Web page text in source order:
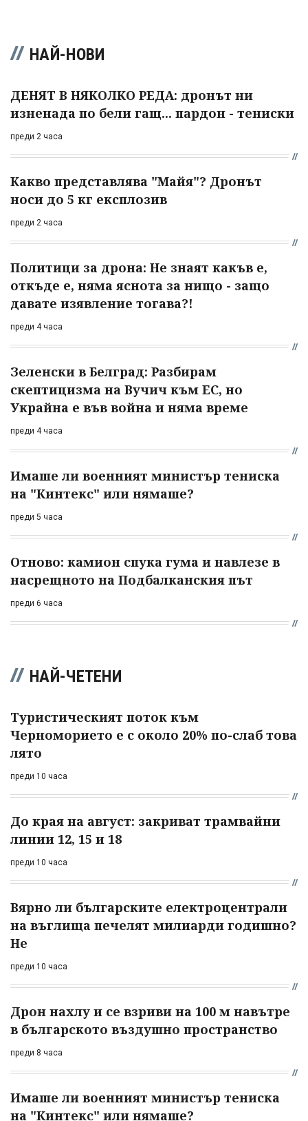
НАЙ-НОВИ
ДЕНЯТ В НЯКОЛКО РЕДА: дронът ни
изненада по бели гащ... пардон - тениски
преди 2 часа
Какво представлява "Майя"? Дронът
носи до 5 кг експлозив
преди 2 часа
Политици за дрона: Не знаят какъв е,
откъде е, няма яснота за нищо - защо
давате изявление тогава?!
преди 4 часа
Зеленски в Белград: Разбирам
скептицизма на Вучич към ЕС, но
Украйна е във война и няма време
преди 4 часа
Имаше ли военният министър тениска
на "Кинтекс" или нямаше?
преди 5 часа
Отново: камион спука гума и навлезе в
насрещното на Подбалканския път
преди 6 часа
НАЙ-ЧЕТЕНИ
Туристическият поток към
Черноморието е с около 20% по-слаб това
лято
преди 10 часа
До края на август: закриват трамвайни
линии 12, 15 и 18
преди 10 часа
Вярно ли българските електроцентрали
на въглища печелят милиарди годишно?
Не
преди 10 часа
Дрон нахлу и се взриви на 100 м навътре
в българското въздушно пространство
преди 8 часа
Имаше ли военният министър тениска
на "Кинтекс" или нямаше?